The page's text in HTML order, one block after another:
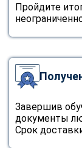
Пройдите
Завершив
документы
Срок